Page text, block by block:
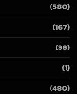
(580)
(167)
(38)
(1)
(480)